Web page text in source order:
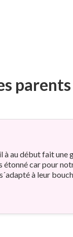
au début fait
car pour
à leur